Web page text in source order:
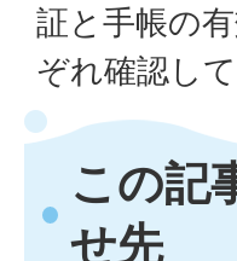
証と手帳の
ぞれ確認し
この記
せ先